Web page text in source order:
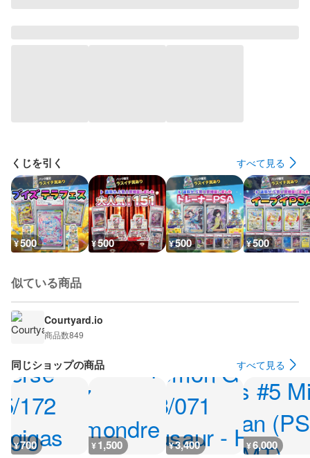
くじを引く すべて見る
¥500 ¥500 ¥500 ¥500
似ている商品
Courtyard.io
商品数849
同じショップの商品 すべて見る
¥700 ¥1,500 ¥3,400 ¥6,000